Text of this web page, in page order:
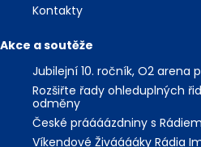
Kontakty
Akce a soutěže
Jubilejní 10. ročník, O2 arena
Rozšiřte řady ohleduplných
odměny
České práááázdniny s
Víkendové Živááááky Rádia